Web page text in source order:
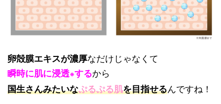
卵殻膜エキスが濃厚なだけじゃなくて
瞬時に肌に浸透※するから
国生さんみたいなぷるぷる肌を目指せるんですね！